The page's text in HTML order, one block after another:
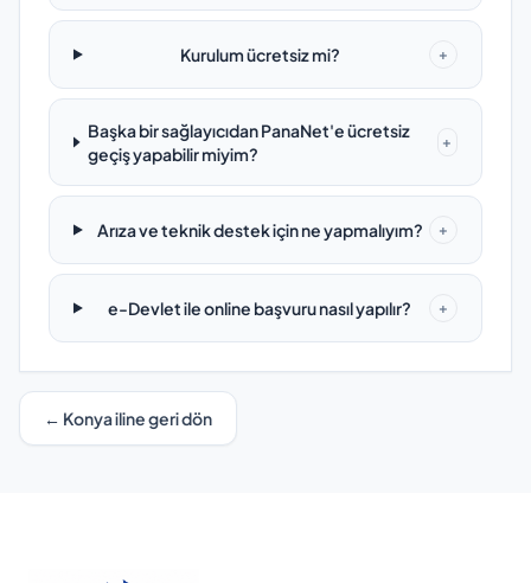
Kurulum ücretsiz mi? +
Başka bir sağlayıcıdan PanaNet'e ücretsiz
geçiş yapabilir miyim?
+
Arıza ve teknik destek için ne yapmalıyım? +
e-Devlet ile online başvuru nasıl yapılır? +
← Konya iline geri dön